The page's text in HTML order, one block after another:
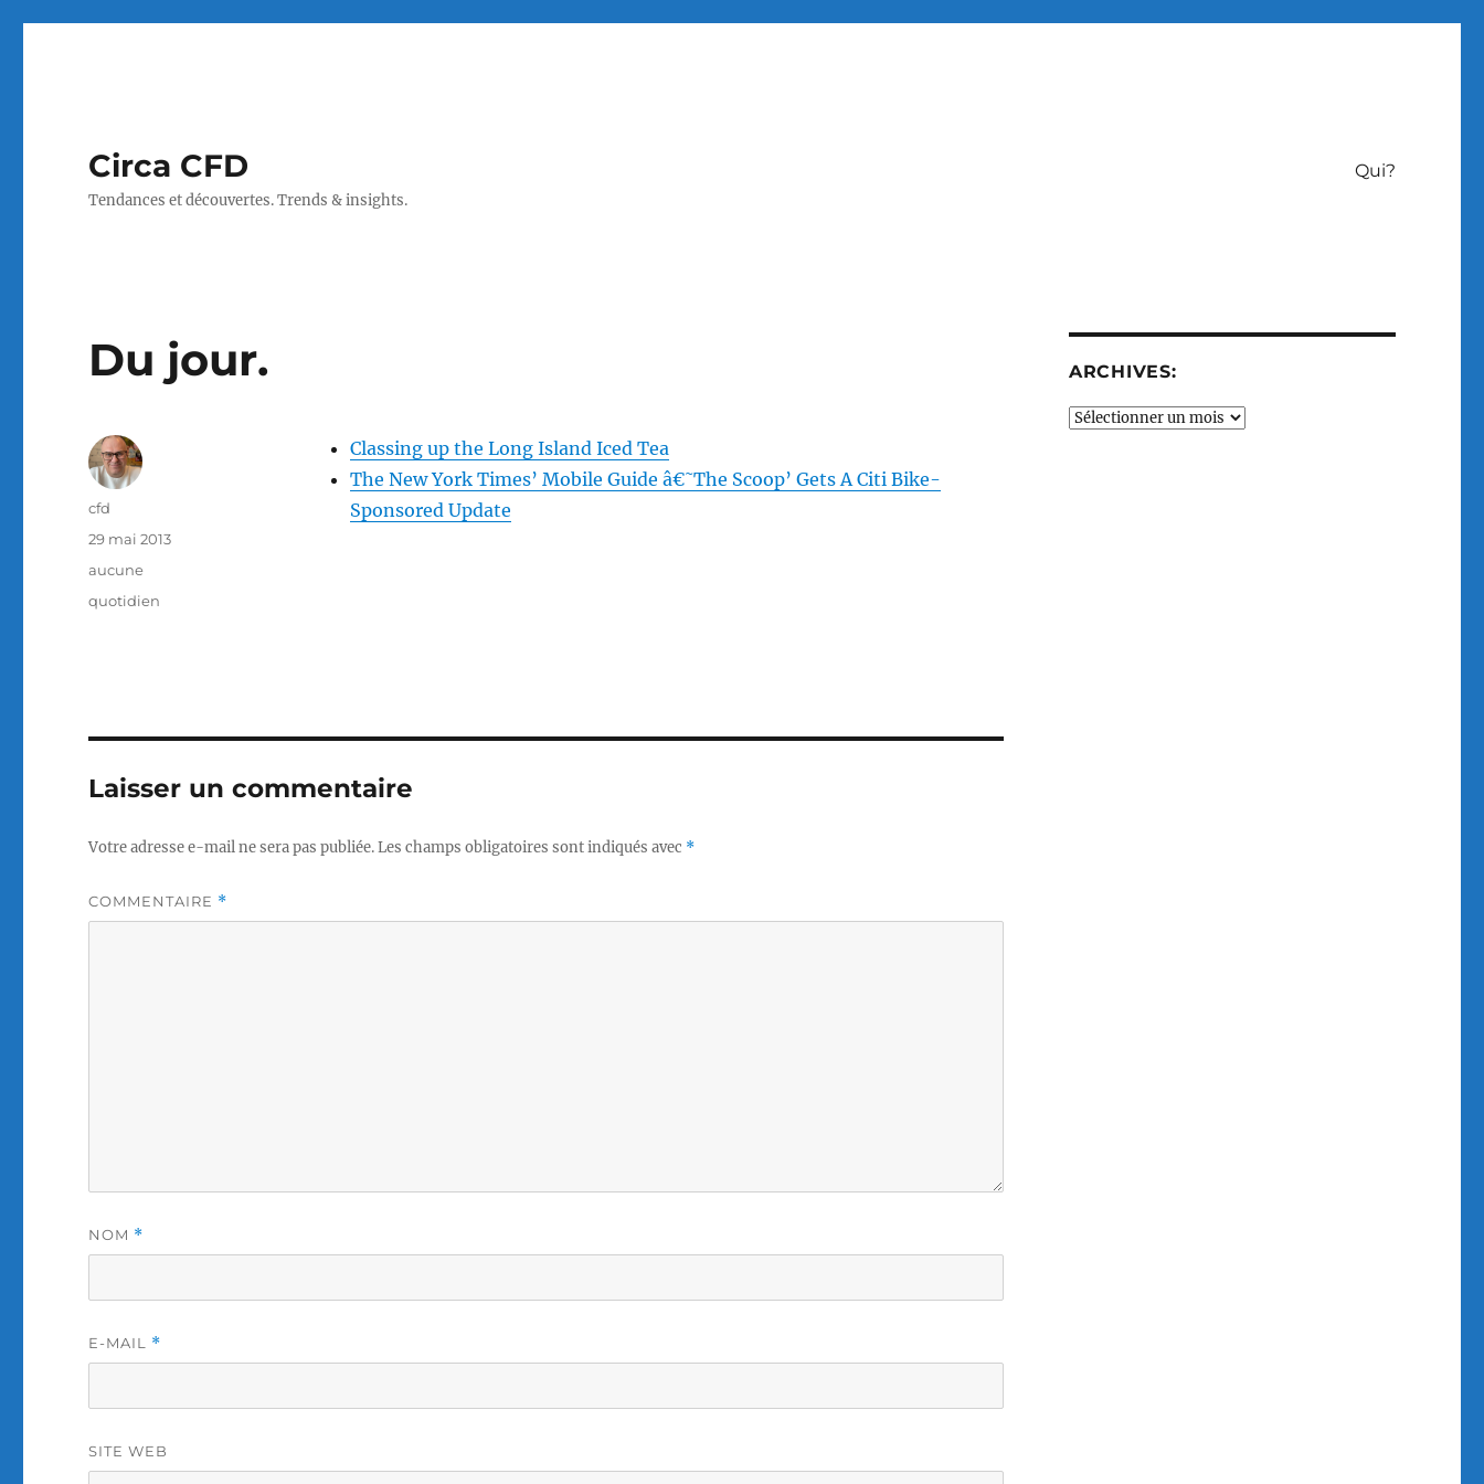
Circa CFD
Tendances et découvertes. Trends & insights.
Qui?
Du jour.
Classing up the Long Island Iced Tea
The New York Times’ Mobile Guide â€˜The Scoop’ Gets A Citi Bike-
Sponsored Update
Auteur
cfd
Publié
29 mai 2013
Catégories
aucune
Étiquettes
quotidien
Laisser un commentaire
Votre adresse e-mail ne sera pas publiée.Les champs obligatoires sont indiqués avec *
COMMENTAIRE *
NOM *
E-MAIL *
SITE WEB
ARCHIVES:
Archives: